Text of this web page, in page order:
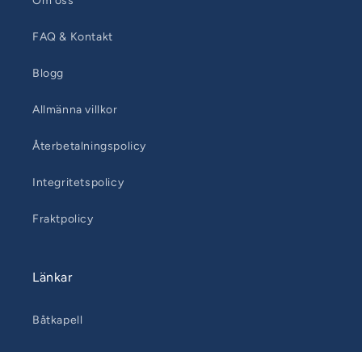
FAQ & Kontakt
Blogg
Allmänna villkor
Återbetalningspolicy
Integritetspolicy
Fraktpolicy
Länkar
Båtkapell